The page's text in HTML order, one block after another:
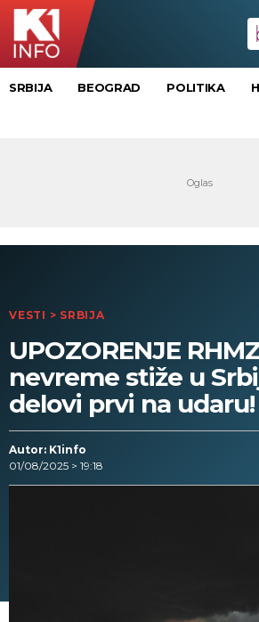
SRBIJA BEOGRAD POLITIKA
VESTI > SRBIJA
UPOZORENJE
nevreme stiže u
delovi prvi na udaru!
Autor: K1info
01/08/2025 > 19:18